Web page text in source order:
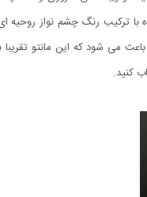
با ترکیب رنگ چشم نواز روحیه
شود که این مانتو تقریبا